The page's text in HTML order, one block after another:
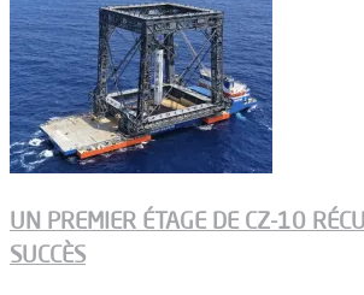
UN PREMIER ÉTAGE DE CZ-10
SUCCÈS